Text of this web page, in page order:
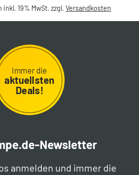
19% MwSt. zzgl. Versandkosten
Immer die
aktuellsten
Deals!
Newsletter
anmelden und immer die